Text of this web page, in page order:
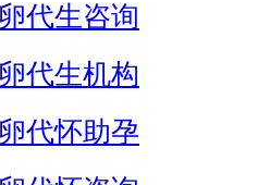
代生咨询
代生机构
代怀助孕